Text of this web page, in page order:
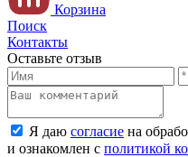
Корзина
Поиск
Контакты
Оставьте отзыв
Я даю согласие на
и ознакомлен с политикой